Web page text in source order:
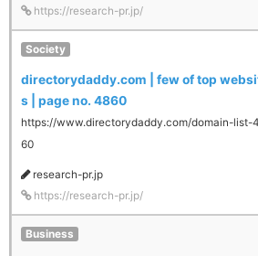
https://research-pr.jp/
Society
directorydaddy.com | few of top
s | page no. 4860
https://www.directorydaddy.com/domain-list-
60
research-pr.jp
https://research-pr.jp/
Business